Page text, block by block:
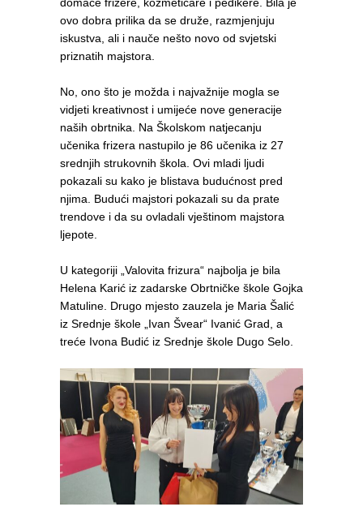
ovo dobra prilika da se druže, razmjenjuju
iskustva, ali i nauče nešto novo od svjetski
priznatih majstora.
No, ono što je možda i najvažnije mogla se
vidjeti kreativnost i umijeće nove generacije
naših obrtnika. Na Školskom natjecanju
učenika frizera nastupilo je 86 učenika iz 27
srednjih strukovnih škola. Ovi mladi ljudi
pokazali su kako je blistava budućnost pred
njima. Budući majstori pokazali su da prate
trendove i da su ovladali vještinom majstora
ljepote.
U kategoriji „Valovita frizura“ najbolja je bila
Helena Karić iz zadarske Obrtničke škole Gojka
Matuline. Drugo mjesto zauzela je Maria Šalić
iz Srednje škole „Ivan Švear“ Ivanić Grad, a
treće Ivona Budić iz Srednje škole Dugo Selo.